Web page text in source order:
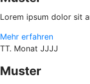
Lorem ipsum dolor sit
Mehr erfahren
TT. Monat JJJJ
Muster